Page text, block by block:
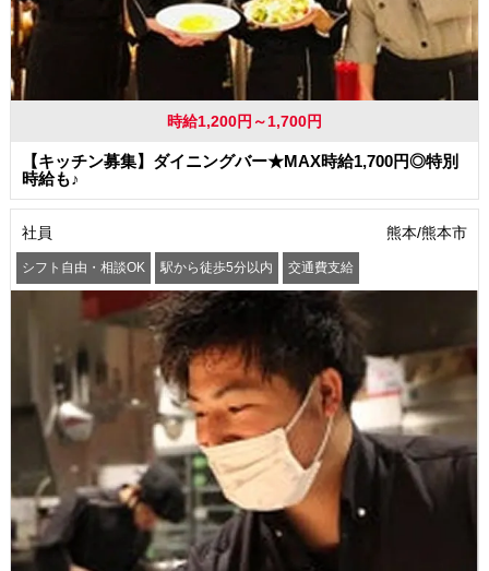
時給1,200円～1,700円
【キッチン募集】ダイニングバー★MAX時給1,700円◎特別
時給も♪
社員 熊本/熊本市
シフト自由・相談OK 駅から徒歩5分以内 交通費支給